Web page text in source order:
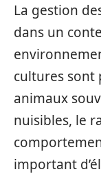
La gestion
dans un
cultures sont
animaux
nuisibles, le
important